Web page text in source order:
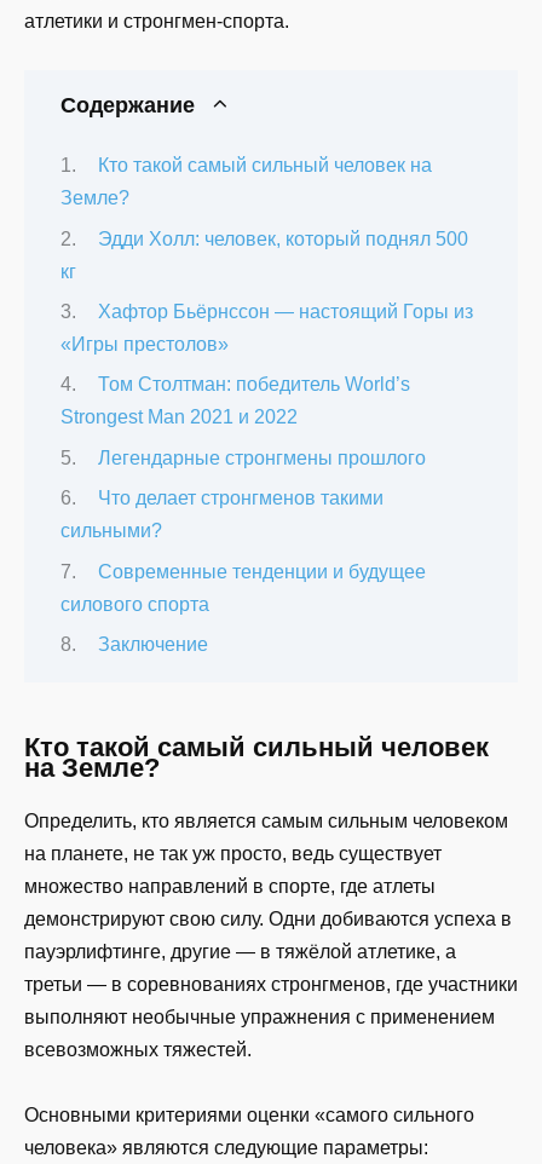
атлетики и стронгмен-спорта.
Содержание
Кто такой самый сильный человек на
Земле?
Эдди Холл: человек, который поднял 500
кг
Хафтор Бьёрнссон — настоящий Горы из
«Игры престолов»
Том Столтман: победитель World’s
Strongest Man 2021 и 2022
Легендарные стронгмены прошлого
Что делает стронгменов такими
сильными?
Современные тенденции и будущее
силового спорта
Заключение
Кто такой самый сильный человек
на Земле?
Определить, кто является самым сильным человеком
на планете, не так уж просто, ведь существует
множество направлений в спорте, где атлеты
демонстрируют свою силу. Одни добиваются успеха в
пауэрлифтинге, другие — в тяжёлой атлетике, а
третьи — в соревнованиях стронгменов, где участники
выполняют необычные упражнения с применением
всевозможных тяжестей.
Основными критериями оценки «самого сильного
человека» являются следующие параметры: